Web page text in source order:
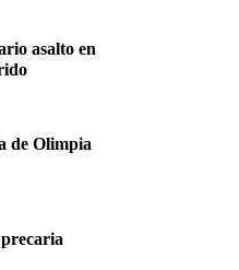
asalto en
de Olimpia